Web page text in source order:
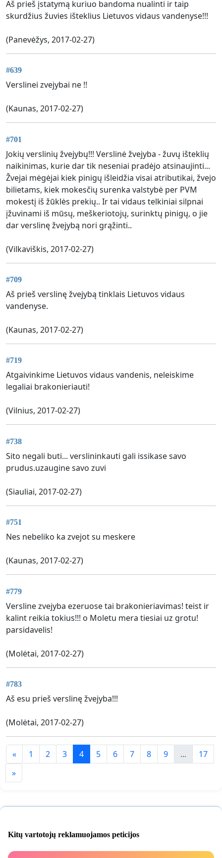
Aš prieš įstatymą kuriuo bandoma nualinti ir taip
skurdžius žuvies išteklius Lietuvos vidaus vandenyse!!!
(Panevėžys, 2017-02-27)
#639
Verslinei zvejybai ne !!
(Kaunas, 2017-02-27)
#701
Jokių verslinių žvejybų!!! Verslinė žvejyba - žuvų išteklių
naikinimas, kurie dar tik neseniai pradėjo atsinaujinti...
Žvejai mėgėjai kiek pinigų išleidžia visai atributikai, žvejo
bilietams, kiek mokesčių surenka valstybė per PVM
mokestį iš žūklės prekių.. Ir tai vidaus telkiniai silpnai
įžuvinami iš mūsų, meškeriotojų, surinktų pinigų, o jie
dar verslinę žvejybą nori grąžinti..
(Vilkaviškis, 2017-02-27)
#709
Aš prieš verslinę žvejybą tinklais Lietuvos vidaus
vandenyse.
(Kaunas, 2017-02-27)
#719
Atgaivinkime Lietuvos vidaus vandenis, neleiskime
legaliai brakonieriauti!
(Vilnius, 2017-02-27)
#738
Sito negali buti... verslininkauti gali issikase savo
prudus.uzaugine savo zuvi
(Siauliai, 2017-02-27)
#751
Nes nebeliko ka zvejot su meskere
(Kaunas, 2017-02-27)
#779
Versline zvejyba ezeruose tai brakonieriavimas! teist ir
kalint reikia tokius!!! o Moletu mera tiesiai uz grotu!
parsidavelis!
(Molėtai, 2017-02-27)
#783
Aš esu prieš verslinę žvejyba!!!
(Molėtai, 2017-02-27)
« 1 2 3 4 5 6 7 8 9 ...
17
»
Kitų vartotojų reklamuojamos peticijos